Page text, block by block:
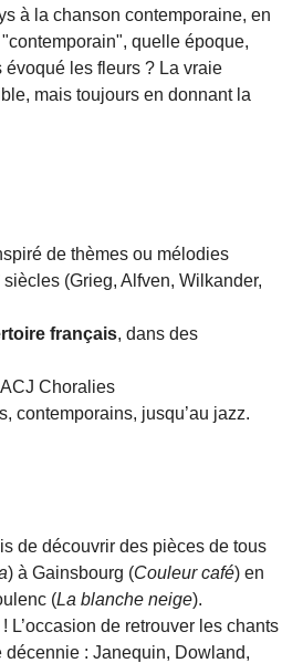
à la chanson contemporaine, en
quelle époque,
évoqué les fleurs ? La vraie
mais toujours en donnant la
de thèmes ou mélodies
siècles (Grieg, Alfven, Wilkander,
français, dans des
Choralies
contemporains, jusqu’au jazz.
de découvrir des pièces de tous
) à Gainsbourg (Couleur café) en
(La blanche neige).
! L’occasion de retrouver les chants
: Janequin, Dowland,